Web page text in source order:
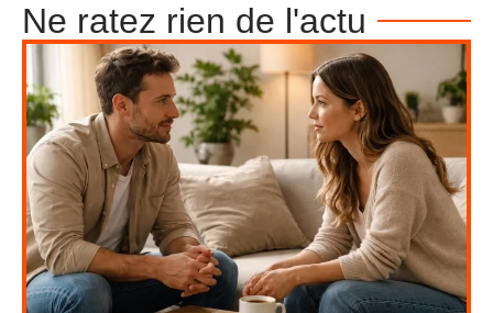
Ne ratez rien de l'actu